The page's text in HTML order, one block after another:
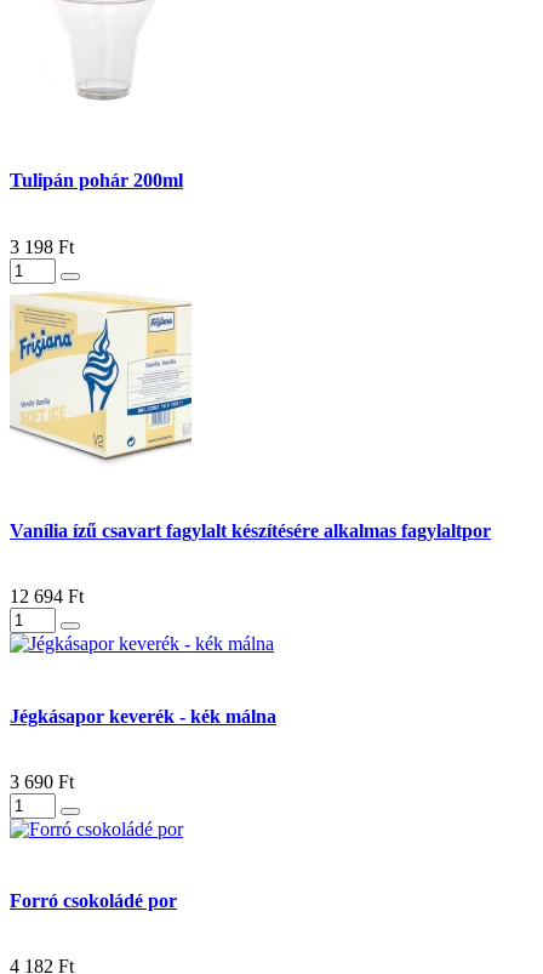
Tulipán pohár 200ml
3 198 Ft
Vanília ízű csavart fagylalt készítésére alkalmas fagylaltpor
12 694 Ft
Jégkásapor keverék - kék málna
3 690 Ft
Forró csokoládé por
4 182 Ft